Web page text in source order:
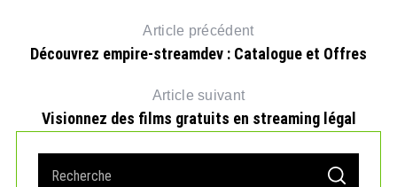
Article précédent
Découvrez empire-streamdev : Catalogue et Offres
Article suivant
Visionnez des films gratuits en streaming légal
S